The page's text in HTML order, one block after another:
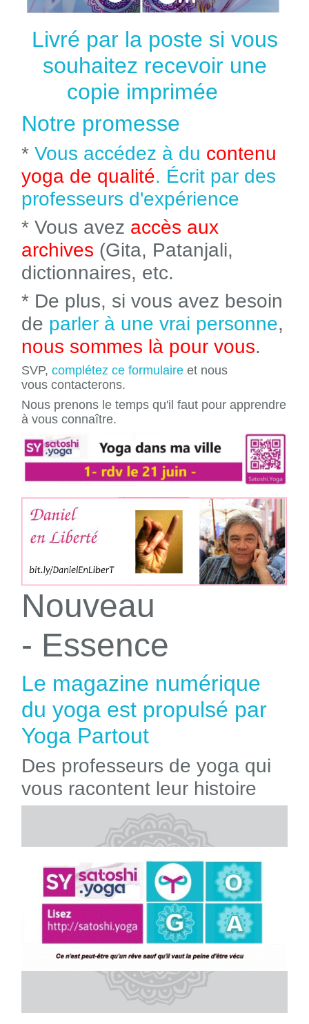
Livré par la poste si vous
souhaitez recevoir une
copie imprimée
Notre promesse
* Vous accédez à du contenu
yoga de qualité. Écrit par des
professeurs d'expérience
* Vous avez accès aux
archives (Gita, Patanjali,
dictionnaires, etc.
* De plus, si vous avez besoin
de parler à une vrai personne,
nous sommes là pour vous.
SVP, complétez ce formulaire et nous
vous contacterons.
Nous prenons le temps qu'il faut pour apprendre
à vous connaître.
Nouveau
- Essence
Le magazine numérique
du yoga est propulsé par
Yoga Partout
Des professeurs de yoga qui
vous racontent leur histoire